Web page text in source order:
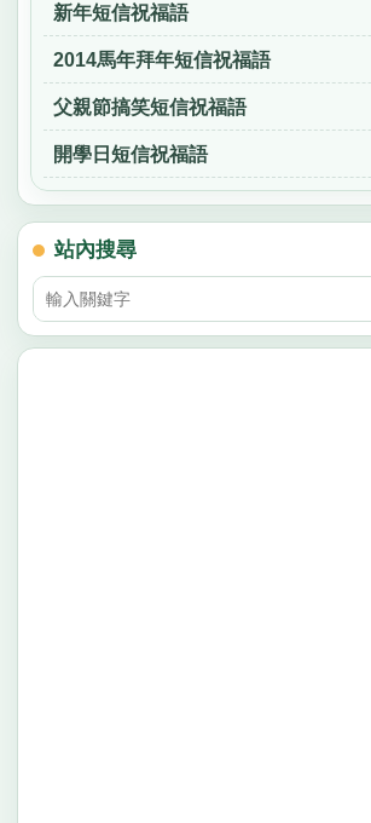
新年短信祝福語
2014馬年拜年短信祝福語
父親節搞笑短信祝福語
開學日短信祝福語
站內搜尋